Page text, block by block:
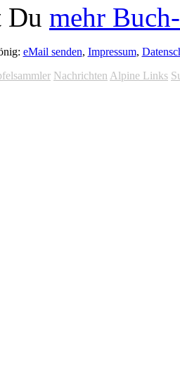
Du mehr
eMail senden, Impressum,
Nachrichten Alpine Links